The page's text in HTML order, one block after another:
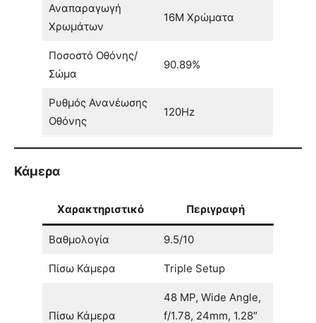
Αναπαραγωγή
Χρωμάτων
16M Χρώματα
Ποσοστό Οθόνης/
Σώμα
90.89%
Ρυθμός Ανανέωσης
Οθόνης
120Hz
Κάμερα
Χαρακτηριστικό Περιγραφή
Βαθμολογία 9.5/10
Πίσω Κάμερα Triple Setup
Πίσω Κάμερα
48 MP, Wide Angle,
f/1.78, 24mm, 1.28″